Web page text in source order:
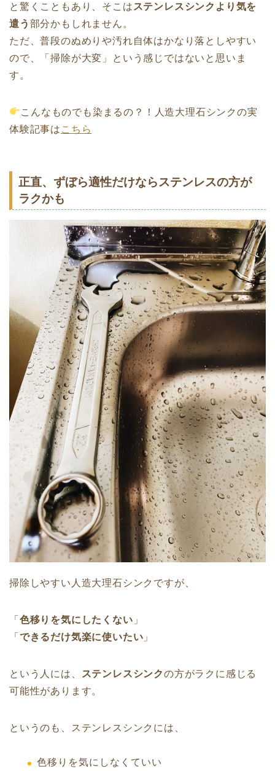
と驚くこともあり、そこは ステンレスシンクより気を
遣う 部分かもしれません。
ただ、普段のぬめりや汚れ自体はかなり落としやすい
ので、「掃除が大変」という感じではないと思いま
す。
こんなものでも染まるの？！人造大理石シンクの実
体験記事は こちら
正直、ずぼら適性だけならステンレスの方が
ラクかも
掃除しやすい人造大理石シンクですが、
「 色移りを気にしたくない 」
「 できるだけ気楽に使いたい 」
という人には、 ステンレスシンクの方がラクに感じる
可能性があります。
というのも、ステンレスシンクには、
色移りを気にしなくていい